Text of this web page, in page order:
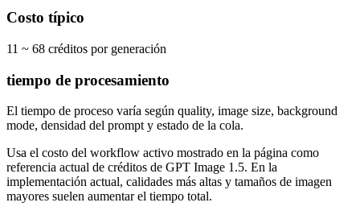
Costo típico
11 ~ 68 créditos por generación
tiempo de procesamiento
El tiempo de proceso varía según quality, image size, background
mode, densidad del prompt y estado de la cola.
Usa el costo del workflow activo mostrado en la página como
referencia actual de créditos de GPT Image 1.5. En la
implementación actual, calidades más altas y tamaños de imagen
mayores suelen aumentar el tiempo total.